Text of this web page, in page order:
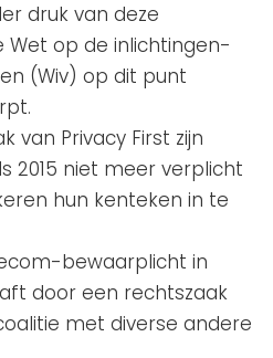
druk van deze
Wet op de inlichtingen-
(Wiv) op dit punt
van Privacy First zijn
2015 niet meer verplicht
hun kenteken in te
bewaarplicht in
door een rechtszaak
met diverse andere